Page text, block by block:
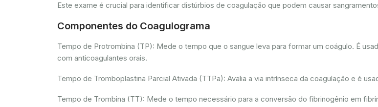
Este exame é crucial para identificar distúrbios de coagulação que podem causar
Componentes do Coagulograma
Tempo de Protrombina (TP): Mede o tempo que o sangue leva para formar um coágulo. É
com anticoagulantes orais.
Tempo de Tromboplastina Parcial Ativada (TTPa): Avalia a via intrínseca da coagulação e é
Tempo de Trombina (TT): Mede o tempo necessário para a conversão do fibrinogênio em